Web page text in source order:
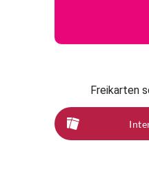
Freikarten